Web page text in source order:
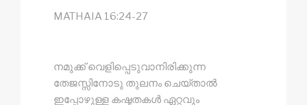
MATHAIA 16:24-27
നമുക്ക് വെളിപ്പെടുവാനിരിക്കുന്ന
തേജസ്സിനോടു തുലനം ചെയ്താൽ
ഇപ്പോഴുള്ള കഷ്ടതകൾ ഏറ്റവും